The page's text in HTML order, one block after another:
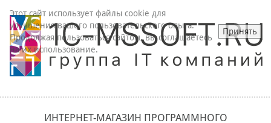
ИНТЕРНЕТ-МАГАЗИН ПРОГРАММНОГО
Этот сайт использует файлы cookie для
улучшения вашего пользовательского опыта.
Продолжая пользоваться сайтом, вы соглашаетесь
на их использование.
Принять